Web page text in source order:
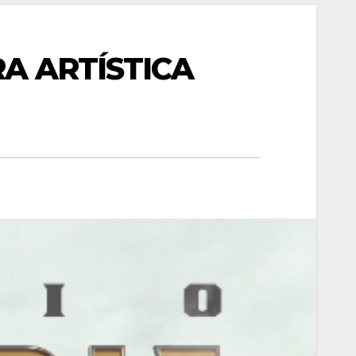
ARTÍSTICA